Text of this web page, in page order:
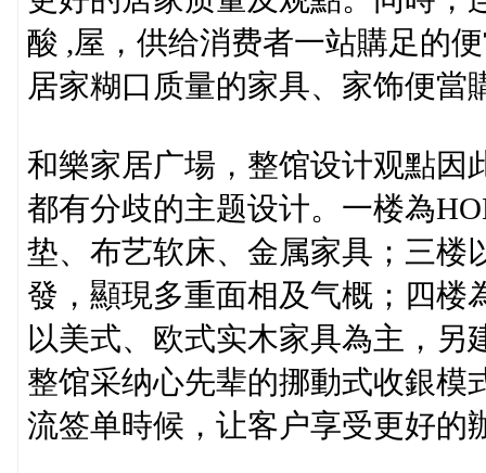
酸 ,屋，供给消费者一站購足的
居家糊口质量的家具、家饰便當
和樂家居广場，整馆设计观點因
都有分歧的主题设计。一楼為
垫、布艺软床、金属家具；三楼
發，顯現多重面相及气概；四楼
以美式、欧式实木家具為主，另
整馆采纳心先辈的挪動式收銀模
流签单時候，让客户享受更好的